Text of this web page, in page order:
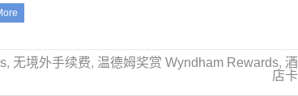
, 无境外手续费, 温德姆奖赏 Wyndham Rewards, 酒
店卡